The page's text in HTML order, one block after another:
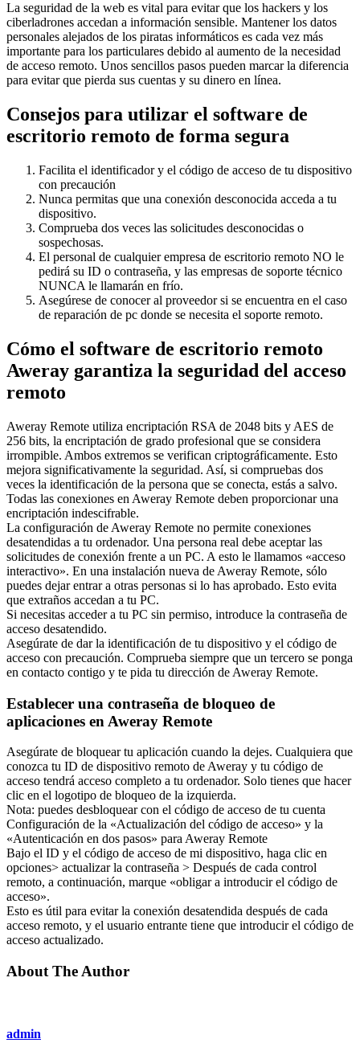
La seguridad de la web es vital para evitar que los hackers y los
ciberladrones accedan a información sensible. Mantener los datos
personales alejados de los piratas informáticos es cada vez más
importante para los particulares debido al aumento de la necesidad
de acceso remoto. Unos sencillos pasos pueden marcar la diferencia
para evitar que pierda sus cuentas y su dinero en línea.
Consejos para utilizar el software de
escritorio remoto de forma segura
Facilita el identificador y el código de acceso de tu dispositivo
con precaución
Nunca permitas que una conexión desconocida acceda a tu
dispositivo.
Comprueba dos veces las solicitudes desconocidas o
sospechosas.
El personal de cualquier empresa de escritorio remoto NO le
pedirá su ID o contraseña, y las empresas de soporte técnico
NUNCA le llamarán en frío.
Asegúrese de conocer al proveedor si se encuentra en el caso
de reparación de pc donde se necesita el soporte remoto.
Cómo el software de escritorio remoto
Aweray garantiza la seguridad del acceso
remoto
Aweray Remote utiliza encriptación RSA de 2048 bits y AES de
256 bits, la encriptación de grado profesional que se considera
irrompible. Ambos extremos se verifican criptográficamente. Esto
mejora significativamente la seguridad. Así, si compruebas dos
veces la identificación de la persona que se conecta, estás a salvo.
Todas las conexiones en Aweray Remote deben proporcionar una
encriptación indescifrable.
La configuración de Aweray Remote no permite conexiones
desatendidas a tu ordenador. Una persona real debe aceptar las
solicitudes de conexión frente a un PC. A esto le llamamos «acceso
interactivo». En una instalación nueva de Aweray Remote, sólo
puedes dejar entrar a otras personas si lo has aprobado. Esto evita
que extraños accedan a tu PC.
Si necesitas acceder a tu PC sin permiso, introduce la contraseña de
acceso desatendido.
Asegúrate de dar la identificación de tu dispositivo y el código de
acceso con precaución. Comprueba siempre que un tercero se ponga
en contacto contigo y te pida tu dirección de Aweray Remote.
Establecer una contraseña de bloqueo de
aplicaciones en Aweray Remote
Asegúrate de bloquear tu aplicación cuando la dejes. Cualquiera que
conozca tu ID de dispositivo remoto de Aweray y tu código de
acceso tendrá acceso completo a tu ordenador. Solo tienes que hacer
clic en el logotipo de bloqueo de la izquierda.
Nota: puedes desbloquear con el código de acceso de tu cuenta
Configuración de la «Actualización del código de acceso» y la
«Autenticación en dos pasos» para Aweray Remote
Bajo el ID y el código de acceso de mi dispositivo, haga clic en
opciones> actualizar la contraseña > Después de cada control
remoto, a continuación, marque «obligar a introducir el código de
acceso».
Esto es útil para evitar la conexión desatendida después de cada
acceso remoto, y el usuario entrante tiene que introducir el código de
acceso actualizado.
About The Author
admin